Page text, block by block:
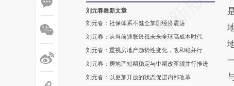
刘元春最新文章
刘元春：社保体系不健全加剧经济震荡
刘元春：从当前通胀透视未来全球高成本时代
刘元春：重视房地产趋势性变化，改和稳并行
刘元春：房地产短期稳定与中期改革须并行推进
刘元春：以更加开放的状态促进内部改革